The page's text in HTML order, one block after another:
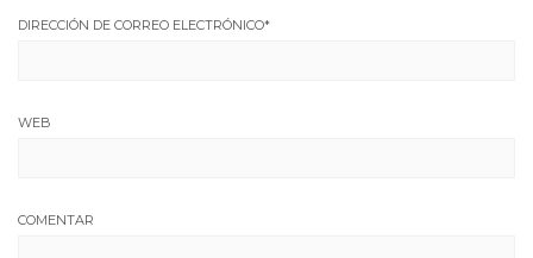
DIRECCIÓN DE CORREO ELECTRÓNICO*
WEB
COMENTAR